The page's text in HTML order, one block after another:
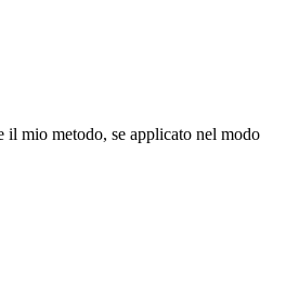
il mio metodo, se applicato nel modo